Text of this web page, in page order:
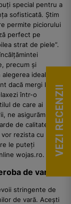
special pentru a
sofisticată. Știm
permite piciorului
perfect pe
strat de piele”.
precum și
ideală
dacă mergi la
într-o
de care ai
ne asigurăm că
de calitate,
rezista cu brio
le puteți
wojas.ro.
de vară
stringente de
de vară. Acești
VEZI RECENZII